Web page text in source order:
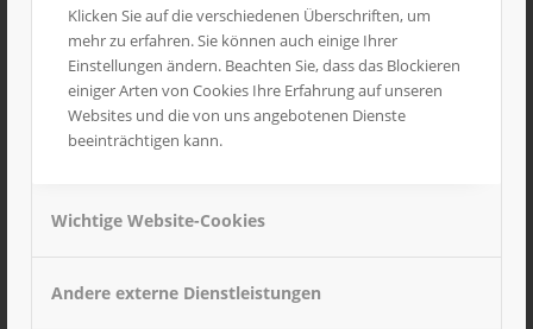
Klicken Sie auf die verschiedenen Überschriften, um
mehr zu erfahren. Sie können auch einige Ihrer
Einstellungen ändern. Beachten Sie, dass das Blockieren
einiger Arten von Cookies Ihre Erfahrung auf unseren
Websites und die von uns angebotenen Dienste
beeinträchtigen kann.
Wichtige Website-Cookies
Andere externe Dienstleistungen
von zwei Wochen nach Auftreten des Mangels
schriftliche anzuzeigen. Erfolgt diese Anzeige nicht,
erlöschen die Gewährleistungsrechte. Dies gilt nicht
bei arglistigem Verschweigen des Mangels oder
einer übernommenen Garantie für die
Beschaffenheit der Sache. Im Übrigen haftet der
die Ansprüche des Kunden aus der Haftung für
Eine Haftung durch den Anbieter für vertragliche